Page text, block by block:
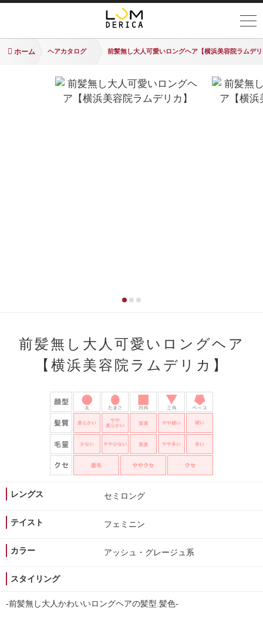
ホーム ヘアカタログ 前髪無し大人可愛いロングヘア【横浜美容院ラムデ
前髪無し大人可愛いロングヘア
【横浜美容院ラムデリカ】
レングス セミロング
テイスト フェミニン
カラー アッシュ・グレージュ系
スタイリング
-前髪無し大人かわいいロングヘアの髪型.髪色-